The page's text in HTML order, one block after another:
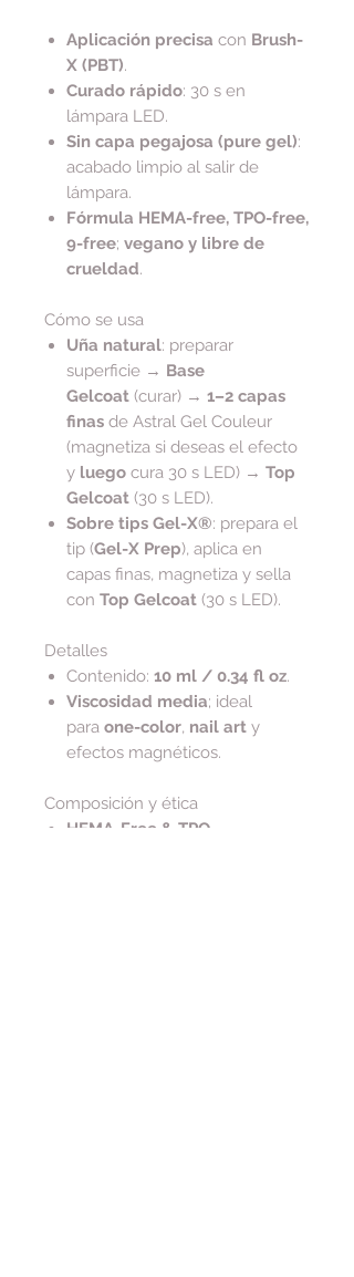
Aplicación precisa con Brush-
X (PBT).
Curado rápido: 30 s en
lámpara LED.
Sin capa pegajosa (pure gel):
acabado limpio al salir de
lámpara.
Fórmula HEMA-free, TPO-free,
9-free; vegano y libre de
crueldad.
Cómo se usa
Uña natural: preparar
superficie → Base
Gelcoat (curar) → 1–2 capas
finas de Astral Gel Couleur
(magnetiza si deseas el efecto
y luego cura 30 s LED) → Top
Gelcoat (30 s LED).
Sobre tips Gel-X®: prepara el
tip (Gel-X Prep), aplica en
capas finas, magnetiza y sella
con Top Gelcoat (30 s LED).
Detalles
Contenido: 10 ml / 0.34 fl oz.
Viscosidad media; ideal
para one-color, nail art y
efectos magnéticos.
Composición y ética
HEMA-Free & TPO-